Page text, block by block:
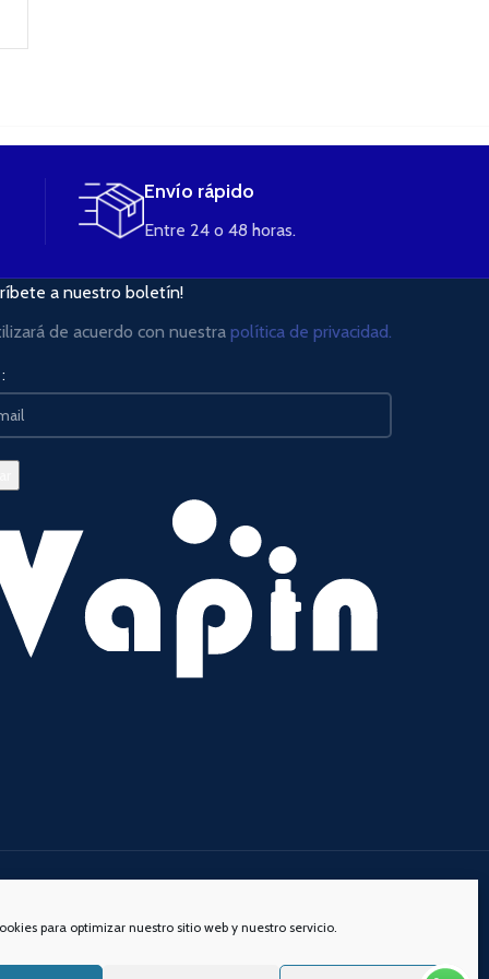
para optimizar nuestro sitio web y nuestro servicio.
Envío rápido
Entre 24 o 48 horas.
a nuestro boletín!
de acuerdo con nuestra política de privacidad.